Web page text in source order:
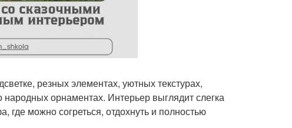
резных элементах, уютных текстурах,
орнаментах. Интерьер выглядит слегка
можно согреться, отдохнуть и полностью